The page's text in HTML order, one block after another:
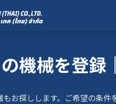
機械を登録
お探しします。ご希望の条件